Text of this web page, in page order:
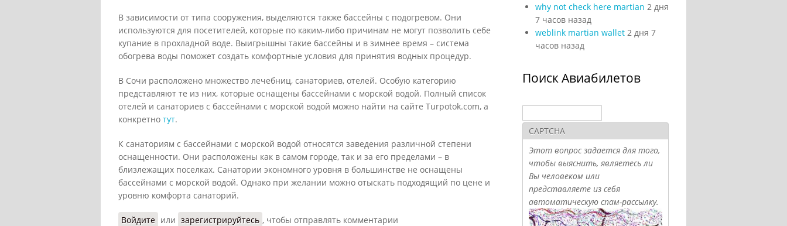
В зависимости от типа сооружения, выделяются также бассейны с подогревом. Они
используются для посетителей, которые по каким-либо причинам не могут позволить себе
купание в прохладной воде. Выигрышны такие бассейны и в зимнее время – система
обогрева воды поможет создать комфортные условия для принятия водных процедур.
В Сочи расположено множество лечебниц, санаториев, отелей. Особую категорию
представляют те из них, которые оснащены бассейнами с морской водой. Полный список
отелей и санаториев с бассейнами с морской водой можно найти на сайте Turpotok.com, а
конкретно тут.
К санаториям с бассейнами с морской водой относятся заведения различной степени
оснащенности. Они расположены как в самом городе, так и за его пределами – в
близлежащих поселках. Санатории экономного уровня в большинстве не оснащены
бассейнами с морской водой. Однако при желании можно отыскать подходящий по цене и
уровню комфорта санаторий.
Войдите или зарегистрируйтесь , чтобы отправлять комментарии
why not check here martian 2 дня
7 часов назад
weblink martian wallet 2 дня 7
часов назад
Поиск Авиабилетов
Форма поиска
CAPTCHA
Этот вопрос задается для того,
чтобы выяснить, являетесь ли
Вы человеком или
представляете из себя
автоматическую спам-рассылку.